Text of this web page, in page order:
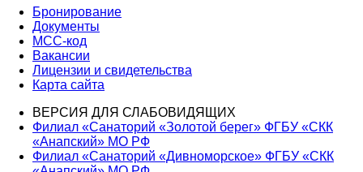
Бронирование
Документы
МСС-код
Вакансии
Лицензии и свидетельства
Карта сайта
ВЕРСИЯ ДЛЯ СЛАБОВИДЯЩИХ
Филиал «Санаторий «Золотой берег» ФГБУ «СКК
«Анапский» МО РФ
Филиал «Санаторий «Дивноморское» ФГБУ «СКК